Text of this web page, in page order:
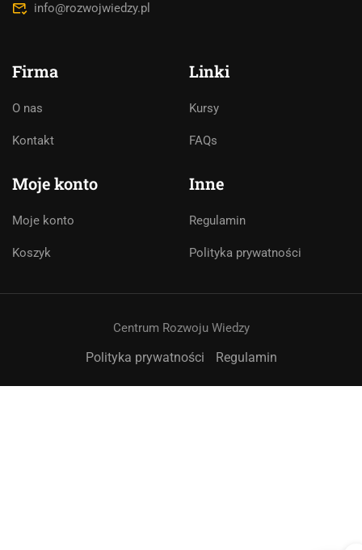
info@rozwojwiedzy.pl
Firma
O nas
Kontakt
Linki
Kursy
FAQs
Moje konto
Moje konto
Koszyk
Inne
Regulamin
Polityka prywatności
Centrum Rozwoju Wiedzy
Polityka prywatności Regulamin
asystentem AI. Jak mogę Ci pomóc?